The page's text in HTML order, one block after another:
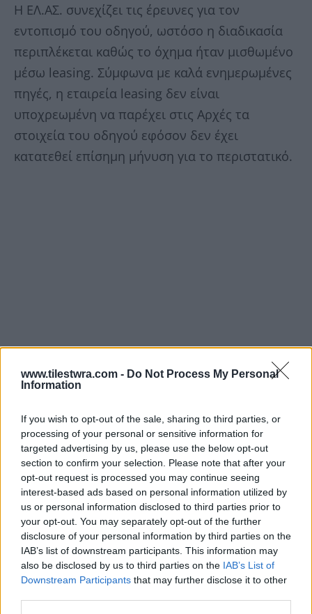
www.tilestwra.com - Do Not Process My Personal
Information
If you wish to opt-out of the sale, sharing to third parties, or
processing of your personal or sensitive information for
targeted advertising by us, please use the below opt-out
section to confirm your selection. Please note that after your
opt-out request is processed you may continue seeing
interest-based ads based on personal information utilized by
us or personal information disclosed to third parties prior to
your opt-out. You may separately opt-out of the further
disclosure of your personal information by third parties on the
IAB’s list of downstream participants. This information may
also be disclosed by us to third parties on the IAB’s List of
Downstream Participants that may further disclose it to other
Η ΕΛ.ΑΣ. συνεχίζει τις έρευνες για τον
εντοπισμό του οδηγού, ωστόσο η διαδικασία
περιπλέκεται καθώς το όχημα ήταν μισθωμένο
μέσω leasing. Σύμφωνα με καλά ενημερωμένες
πηγές, η εταιρεία leasing δεν είναι
υποχρεωμένη να παρέχει στις Αρχές τα
στοιχεία του οδηγού εφόσον δεν έχει
κατατεθεί επίσημη μήνυση για το περιστατικό.